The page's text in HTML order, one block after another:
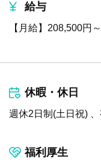
給与
【月給】208,500円
休暇・休日
週休2日制(土日祝)
福利厚生